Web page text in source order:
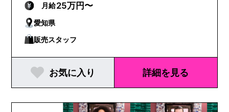
月給25万円〜
愛知県
販売スタッフ
お気に入り 詳細を見る